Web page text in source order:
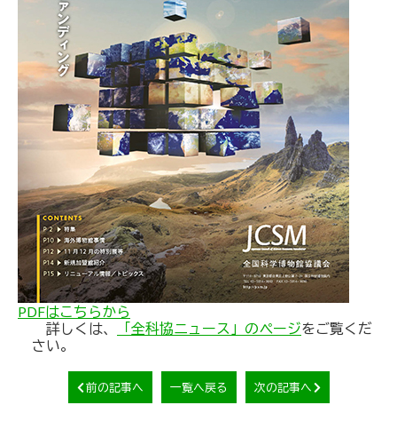
PDFはこちらから
詳しくは、
「全科協ニュース」のページをご覧くだ
さい。
前の記事へ 一覧へ戻る 次の記事へ